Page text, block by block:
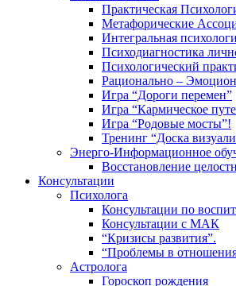
Практическая
Метафорические
Интегральная
Психодиагностика
Психологический
Рационально –
Игра “Дороги перемен”
Игра “Кармическое
Игра “Родовые мосты”!
Тренинг “Доска
Энерго-Информационное
Восстановление
Консультации
Психолога
Консультации по
Консультации с МАК
“Кризисы развития”.
“Проблемы в
Астролога
Гороскоп рождения